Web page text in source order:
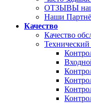
ОТЗЫВЫ
Наши
Качество
Качество
Технический